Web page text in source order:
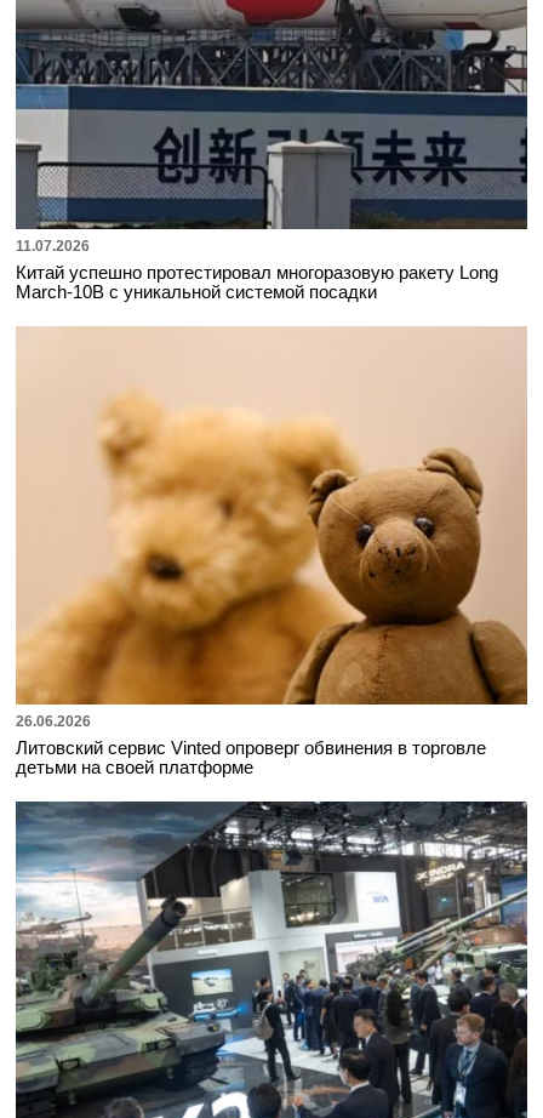
11.07.2026
Китай успешно протестировал многоразовую ракету Long
March-10B с уникальной системой посадки
26.06.2026
Литовский сервис Vinted опроверг обвинения в торговле
детьми на своей платформе